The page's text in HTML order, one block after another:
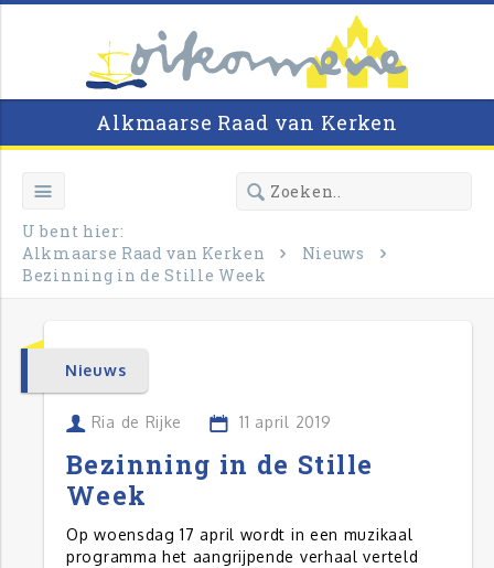
Alkmaarse Raad van Kerken
U bent hier:
Alkmaarse Raad van Kerken
Nieuws
Bezinning in de Stille Week
Nieuws
Ria de Rijke 11 april 2019
Bezinning in de Stille
Week
Op woensdag 17 april wordt in een muzikaal
programma het aangrijpende verhaal verteld